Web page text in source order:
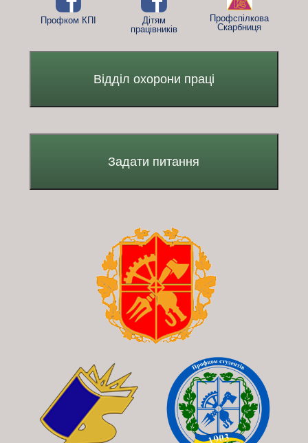
Профком КПІ
Дітям
працівників
Профспілкова
Скарбниця
Відділ охорони праці
Задати питання